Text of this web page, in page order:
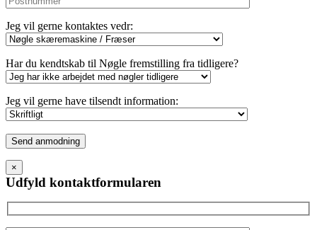
Jeg vil gerne kontaktes vedr:
Har du kendtskab til Nøgle fremstilling fra tidligere?
Jeg vil gerne have tilsendt information:
Please
leave
this
field
empty.
×
Udfyld kontaktformularen